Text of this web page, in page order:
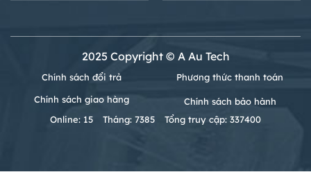
2025 Copyright © A Au Tech
Chính sách đổi trả
Phương thức thanh toán
Chính sách giao hàng
Chính sách bảo hành
Online: 15
Tháng: 7385 Tổng truy cập: 337400